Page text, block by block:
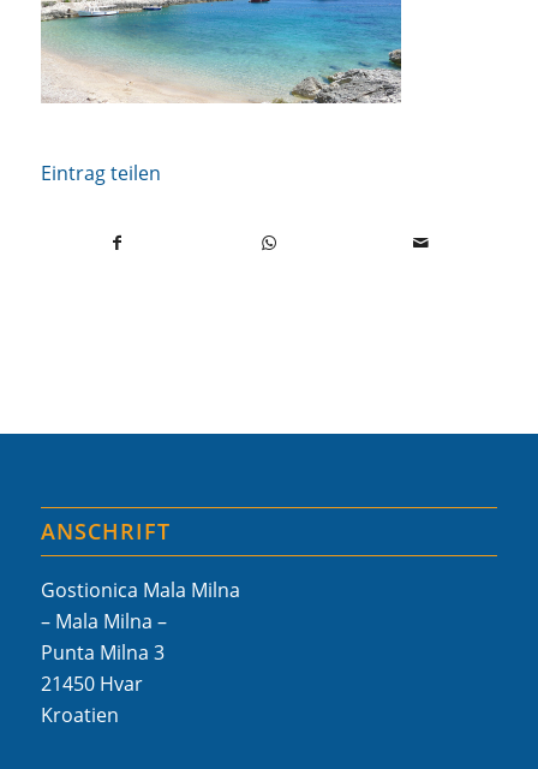
Eintrag teilen
ANSCHRIFT
Gostionica Mala Milna
– Mala Milna –
Punta Milna 3
21450 Hvar
Kroatien